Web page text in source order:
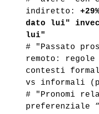
indiretto:
dato lui"
lui"
# "Passato
remoto:
contesti
vs informali
# "Pronomi
preferenziale